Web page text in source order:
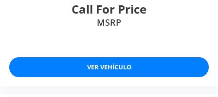
Call For Price
MSRP
VER VEHÍCULO